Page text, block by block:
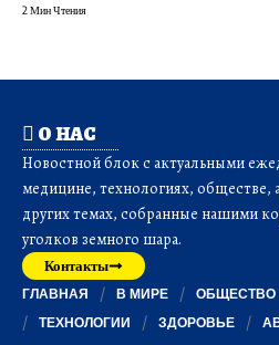
2 Мин Чтения
О НАС
Новостной блок с актуальными
медицине, технологиях, обществе,
других темах, собранные нашими
уголков земного шара.
Контакты
ГЛАВНАЯ В МИРЕ ОБЩЕСТВО
ТЕХНОЛОГИИ
ЗДОРОВЬЕ